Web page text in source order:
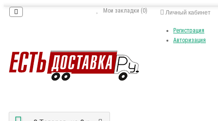
Личный кабинет
Регистрация
Авторизация
Мои закладки (0)